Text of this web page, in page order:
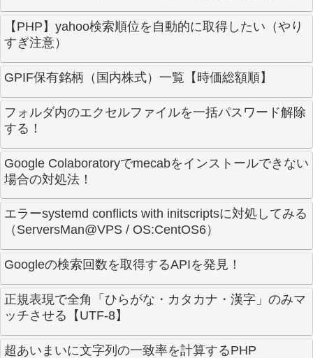
【PHP】yahoo検索順位を自動的に取得したい（やり
すぎ注意）
GPIF保有銘柄（国内株式）一覧【時価総額順】
フォルダ内のエクセルファイルを一括パスワード解除
する！
Google Colaboratoryでmecabをインストールできない
場合の対処法！
エラーsystemd conflicts with initscriptsに対処してみる
（ServersMan@VPS / OS:CentOS6）
Googleの検索回数を取得するAPIを発見！
正規表現で全角「ひらがな・カタカナ・漢字」のみマ
ッチさせる【UTF-8】
超あいまいに文字列の一致率を計算するPHP